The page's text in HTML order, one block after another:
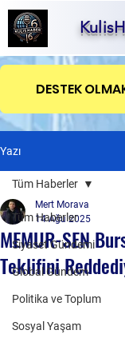
DESTEK
Yazı
Tüm Haberler
Siyaset Gündemi
Global Gündem
Politika ve Toplum
Sosyal Yaşam
Tüm Haberler
MEMUR-SEN
Teklifini
Mert Morava
14 Ağu 2025